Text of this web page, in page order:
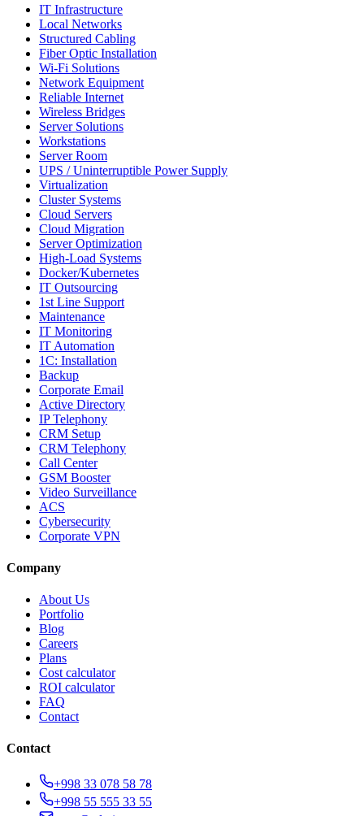
IT Infrastructure
Local Networks
Structured Cabling
Fiber Optic Installation
Wi-Fi Solutions
Network Equipment
Reliable Internet
Wireless Bridges
Server Solutions
Workstations
Server Room
UPS / Uninterruptible Power Supply
Virtualization
Cluster Systems
Cloud Servers
Cloud Migration
Server Optimization
High-Load Systems
Docker/Kubernetes
IT Outsourcing
1st Line Support
Maintenance
IT Monitoring
IT Automation
1C: Installation
Backup
Corporate Email
Active Directory
IP Telephony
CRM Setup
CRM Telephony
Call Center
GSM Booster
Video Surveillance
ACS
Cybersecurity
Corporate VPN
Company
About Us
Portfolio
Blog
Careers
Plans
Cost calculator
ROI calculator
FAQ
Contact
Contact
+998 33 078 58 78
+998 55 555 33 55